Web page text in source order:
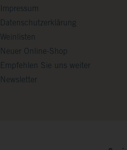
Impressum
Datenschutzerklärung
Weinlisten
Neuer Online-Shop
Empfehlen Sie uns weiter
Newsletter